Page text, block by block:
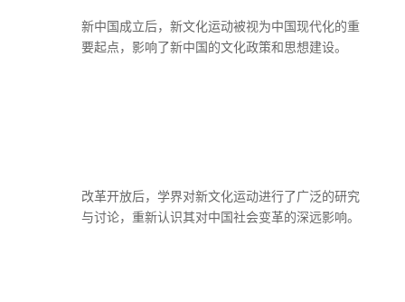
新中国成立后，新文化运动被视为中国现代化的重
要起点，影响了新中国的文化政策和思想建设。
改革开放后，学界对新文化运动进行了广泛的研究
与讨论，重新认识其对中国社会变革的深远影响。